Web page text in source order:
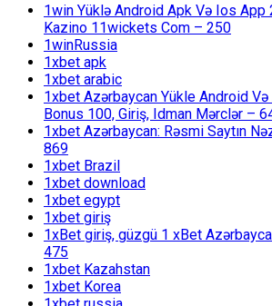
1win Yüklə Android Apk Və Ios
Kazino 11wickets Com – 250
1winRussia
1xbet apk
1xbet arabic
1xbet Azərbaycan Yükle Android
Bonus 100, Giriş, Idman Mərclər –
1xbet Azərbaycan: Rəsmi Saytın
869
1xbet Brazil
1xbet download
1xbet egypt
1xbet giriş
1xBet giriş, güzgü 1 xBet
475
1xbet Kazahstan
1xbet Korea